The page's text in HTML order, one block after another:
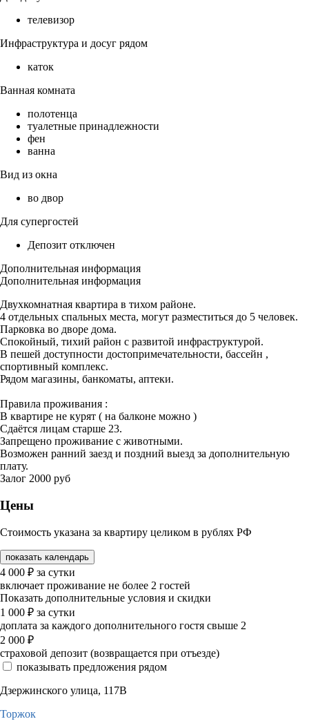
телевизор
Инфраструктура и досуг рядом
каток
Ванная комната
полотенца
туалетные принадлежности
фен
ванна
Вид из окна
во двор
Для супергостей
Депозит отключен
Дополнительная информация
Дополнительная информация
Двухкомнатная квартира в тихом районе.
4 отдельных спальных места, могут разместиться до 5 человек.
Парковка во дворе дома.
Спокойный, тихий район с развитой инфраструктурой.
В пешей доступности достопримечательности, бассейн ,
спортивный комплекс.
Рядом магазины, банкоматы, аптеки.
Правила проживания :
В квартире не курят ( на балконе можно )
Сдаётся лицам старше 23.
Запрещено проживание с животными.
Возможен ранний заезд и поздний выезд за дополнительную
плату.
Залог 2000 руб
Цены
Стоимость указана за квартиру целиком в рублях РФ
показать календарь
4 000 ₽ за сутки
включает проживание не более 2 гостей
Показать дополнительные условия и скидки
1 000 ₽ за сутки
доплата за каждого дополнительного гостя свыше 2
2 000 ₽
страховой депозит (возвращается при отъезде)
показывать предложения рядом
Дзержинского улица, 117В
Торжок